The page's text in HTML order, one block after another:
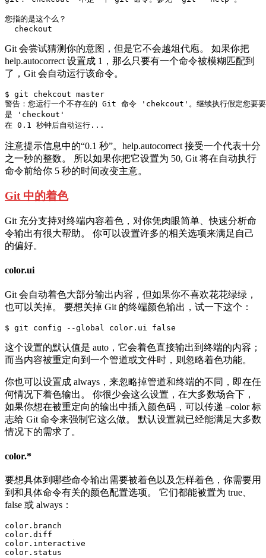
您指的是这个么？
Git 会尝试猜测你的意图，但是它不会越俎代庖。 如果你把
help.autocorrect 设置成 1，那么只要有一个命令被模糊匹配到
了，Git 会自动运行该命令。
$ git chekcout master
警告：您运行一个不存在的 Git 命令 'chekcout'。继续执行假定您要要
是 'checkout'
注意提示信息中的“0.1 秒”。help.autocorrect 接受一个代表十分
之一秒的整数。 所以如果你把它设置为 50, Git 将在自动执行
命令前给你 5 秒的时间改变主意。
Git 中的着色
Git 充分支持对终端内容着色，对你凭肉眼简单、快速分析命
令输出有很大帮助。 你可以设置许多的相关选项来满足自己
的偏好。
color.ui
Git 会自动着色大部分输出内容，但如果你不喜欢花花绿绿，
也可以关掉。 要想关掉 Git 的终端颜色输出，试一下这个：
这个设置的默认值是 auto，它会着色直接输出到终端的内容；
而当内容被重定向到一个管道或文件时，则忽略着色功能。
你也可以设置成 always，来忽略掉管道和终端的不同，即在任
何情况下着色输出。 你很少会这么设置，在大多数场合下，
如果你想在被重定向的输出中插入颜色码，可以传递 –color 标
志给 Git 命令来强制它这么做。 默认设置就已经能满足大多数
情况下的需求了。
color.*
要想具体到哪些命令输出需要被着色以及怎样着色，你需要用
到和具体命令有关的颜色配置选项。 它们都能被置为 true、
false 或 always：
color.branch
color.diff
color.interactive
color.status